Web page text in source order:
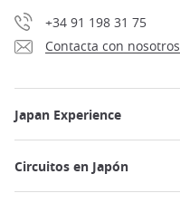
+34 91 198 31 75
Contacta con nosotros
Japan Experience
Circuitos en Japón